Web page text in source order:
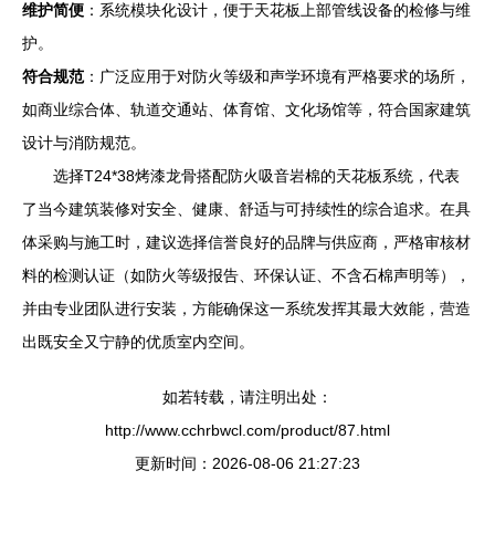
维护简便 ：系统模块化设计，便于天花板上部管线设备的检修与维
护。
符合规范 ：广泛应用于对防火等级和声学环境有严格要求的场所，
如商业综合体、轨道交通站、体育馆、文化场馆等，符合国家建筑
设计与消防规范。
选择T24*38烤漆龙骨搭配防火吸音岩棉的天花板系统，代表
了当今建筑装修对安全、健康、舒适与可持续性的综合追求。在具
体采购与施工时，建议选择信誉良好的品牌与供应商，严格审核材
料的检测认证（如防火等级报告、环保认证、不含石棉声明等），
并由专业团队进行安装，方能确保这一系统发挥其最大效能，营造
出既安全又宁静的优质室内空间。
如若转载，请注明出处：
http://www.cchrbwcl.com/product/87.html
更新时间：2026-08-06 21:27:23